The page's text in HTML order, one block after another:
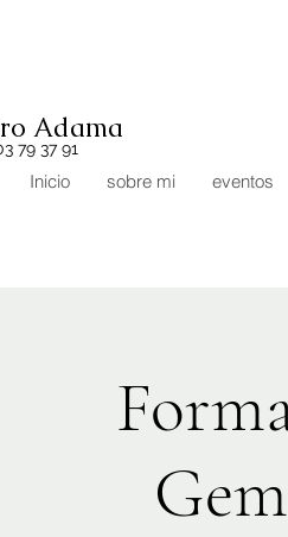
Adama
79 37 91
Inicio sobre mi eventos